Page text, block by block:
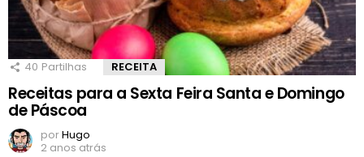
40 Partilhas RECEITA
Receitas para a Sexta Feira Santa e Domingo
de Páscoa
porHugo
2 anos atrás